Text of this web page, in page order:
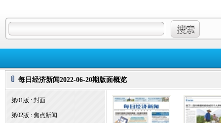
每日经济新闻2022-06-20期版面概览
第01版 : 封面
第02版 : 焦点新闻